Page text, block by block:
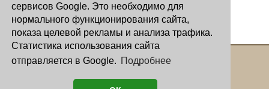
сервисов Google. Это необходимо для
нормального функционирования сайта,
показа целевой рекламы и анализа трафика.
Статистика использования сайта
отправляется в Google. Подробнее
Copyright © 2000 - 2026 Oculus